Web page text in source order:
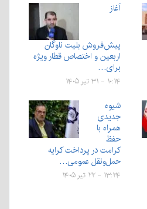
آغاز
پیش‌فروش بلیت‌ ناوگان
اربعین و اختصاص قطار ویژه
برای…
۱۰:۱۴ - ۳۱ تیر ۱۴۰۵
شیوه
جدیدی
همراه با
حفظ
کرامت در پرداخت کرایه
حمل‌ونقل عمومی…
۱۳:۲۴ - ۲۲ تیر ۱۴۰۵